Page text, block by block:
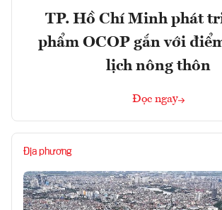
TP. Hồ Chí Minh phát
phẩm OCOP gắn với
lịch nông thôn
Đọc ngay
Địa phương